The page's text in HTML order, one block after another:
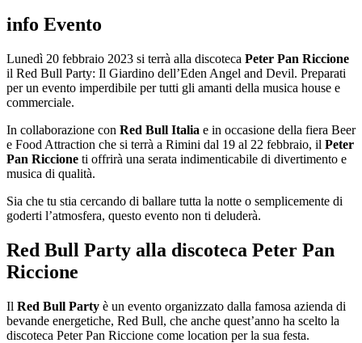
info Evento
Lunedì 20 febbraio 2023 si terrà alla discoteca Peter Pan Riccione
il Red Bull Party: Il Giardino dell’Eden Angel and Devil. Preparati
per un evento imperdibile per tutti gli amanti della musica house e
commerciale.
In collaborazione con Red Bull Italia e in occasione della fiera Beer
e Food Attraction che si terrà a Rimini dal 19 al 22 febbraio, il Peter
Pan Riccione ti offrirà una serata indimenticabile di divertimento e
musica di qualità.
Sia che tu stia cercando di ballare tutta la notte o semplicemente di
goderti l’atmosfera, questo evento non ti deluderà.
Red Bull Party alla discoteca Peter Pan
Riccione
Il Red Bull Party è un evento organizzato dalla famosa azienda di
bevande energetiche, Red Bull, che anche quest’anno ha scelto la
discoteca Peter Pan Riccione come location per la sua festa.